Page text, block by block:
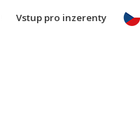
Vstup pro inzerenty